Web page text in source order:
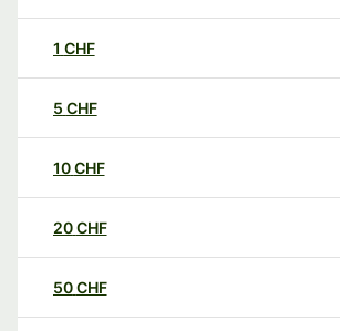
1 CHF
5 CHF
10CHF
20CHF
50CHF